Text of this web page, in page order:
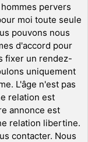
pervers
moi toute seule
pouvons nous
d'accord pour
fixer un rendez-
uniquement
L'âge n'est pas
relation est
annonce est
relation libertine.
contacter. Nous